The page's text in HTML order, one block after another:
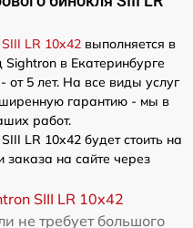
LR 10x42 выполняется в
в Екатеринбурге
5 лет. На все виды услуг
гарантию - мы в
работ.
LR 10x42 будет стоить на
на сайте через
SIII LR 10x42
не требует большого